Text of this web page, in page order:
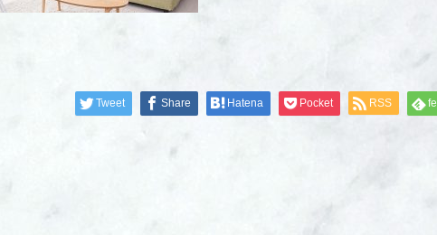
Tweet Share Hatena Pocket RSS